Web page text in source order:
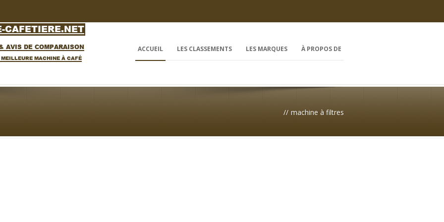
ACCUEIL LES CLASSEMENTS LES MARQUES À PROPOS DE
// machine à filtres